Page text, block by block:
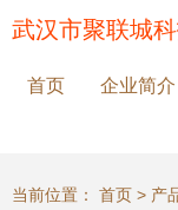
武汉市聚联城
首页 企业简介
当前位置： 首页 > 产